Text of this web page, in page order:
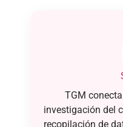
TGM
investigación del
recopilación de